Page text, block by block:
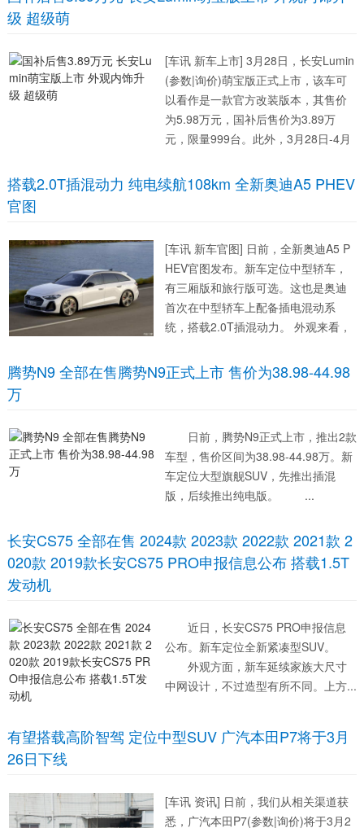
于广汽传祺EV+新能源平台打造...
级 超级萌
[车讯 新车上市] 3月28日，长安Lumin
(参数|询价)萌宝版正式上市，该车可
以看作是一款官方改装版本，其售价
为5.98万元，国补后售价为3.89万
元，限量999台。此外，3月28日-4月
元购车款；若下订萌宝版，再享限时
搭载2.0T插混动力 纯电续航108km 全新奥迪A5 PHEV
官图
[车讯 新车官图] 日前，全新奥迪A5 P
HEV官图发布。新车定位中型轿车，
有三厢版和旅行版可选。这也是奥迪
首次在中型轿车上配备插电混动系
统，搭载2.0T插混动力。 外观来看，
气中网，大灯组采用矩阵式LED光
源，配合上方的日间行车灯，造型十
腾势N9 全部在售腾势N9正式上市 售价为38.98-44.98
万
日前，腾势N9正式上市，推出2款
车型，售价区间为38.98-44.98万。新
车定位大型旗舰SUV，先推出插混
版，后续推出纯电版。 ...
长安CS75 全部在售 2024款 2023款 2022款 2021款 2
020款 2019款长安CS75 PRO申报信息公布 搭载1.5T
发动机
近日，长安CS75 PRO申报信息
公布。新车定位全新紧凑型SUV。
外观方面，新车延续家族大尺寸
中网设计，不过造型有所不同。上方...
有望搭载高阶智驾 定位中型SUV 广汽本田P7将于3月
26日下线
[车讯 资讯] 日前，我们从相关渠道获
悉，广汽本田P7(参数|询价)将于3月2